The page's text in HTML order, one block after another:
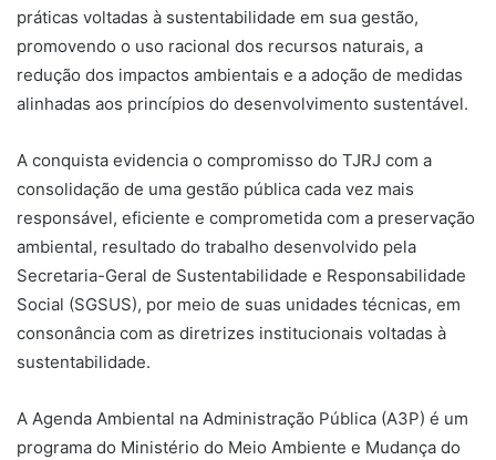
práticas voltadas à sustentabilidade em sua gestão,
promovendo o uso racional dos recursos naturais, a
redução dos impactos ambientais e a adoção de medidas
alinhadas aos princípios do desenvolvimento sustentável.
A conquista evidencia o compromisso do TJRJ com a
consolidação de uma gestão pública cada vez mais
responsável, eficiente e comprometida com a preservação
ambiental, resultado do trabalho desenvolvido pela
Secretaria-Geral de Sustentabilidade e Responsabilidade
Social (SGSUS), por meio de suas unidades técnicas, em
consonância com as diretrizes institucionais voltadas à
sustentabilidade.
A Agenda Ambiental na Administração Pública (A3P) é um
programa do Ministério do Meio Ambiente e Mudança do